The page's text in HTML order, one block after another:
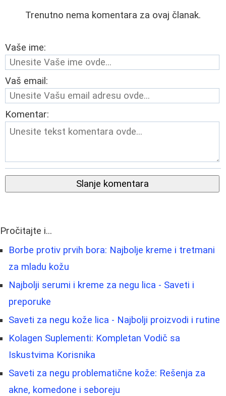
Trenutno nema komentara za ovaj članak.
Vaše ime:
Vaš email:
Komentar:
Slanje komentara
Pročitajte i...
Borbe protiv prvih bora: Najbolje kreme i tretmani
za mladu kožu
Najbolji serumi i kreme za negu lica - Saveti i
preporuke
Saveti za negu kože lica - Najbolji proizvodi i rutine
Kolagen Suplementi: Kompletan Vodič sa
Iskustvima Korisnika
Saveti za negu problematične kože: Rešenja za
akne, komedone i seboreju